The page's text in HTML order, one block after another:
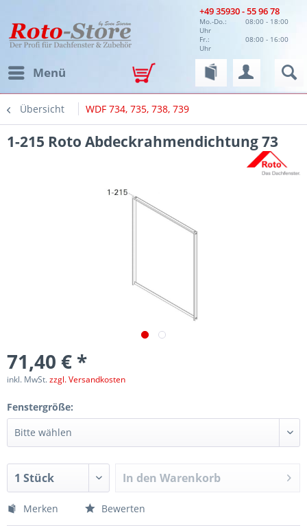
+49 35930 - 55 96 78
Mo.-Do.:
08:00 - 18:00
Uhr
Fr.:
08:00 - 16:00
Uhr
Menü
Übersicht WDF 734, 735, 738, 739
1-215 Roto Abdeckrahmendichtung 73
71,40 € *
inkl. MwSt.zzgl. Versandkosten
Fenstergröße:
In den Warenkorb
Merken Bewerten